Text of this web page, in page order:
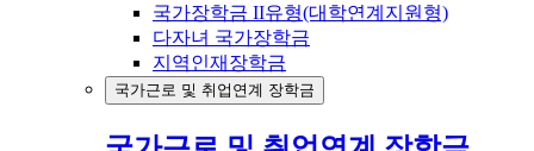
국가장학금 II유형(대학연계지원형)
다자녀 국가장학금
지역인재장학금
국가근로 및 취업연계 장학금